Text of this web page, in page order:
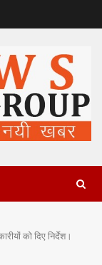
को दिए निर्देश।